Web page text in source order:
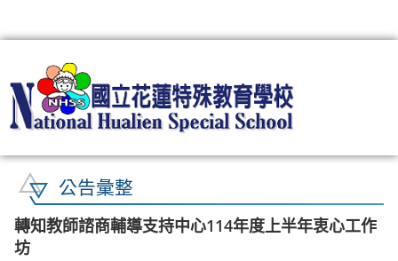
公告彙整
轉知教師諮商輔導支持中心114年度上半年衷心工作
坊